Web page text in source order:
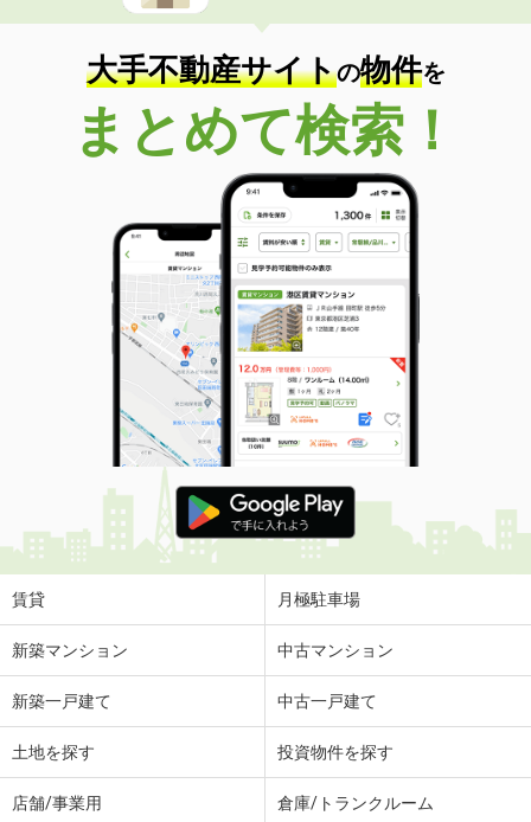
大手不動産サイトの物件を
まとめて検索！
賃貸 月極駐車場
新築マンション 中古マンション
新築一戸建て 中古一戸建て
土地を探す 投資物件を探す
店舗/事業用 倉庫/トランクルーム